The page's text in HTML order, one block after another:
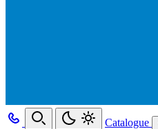
Catalogue